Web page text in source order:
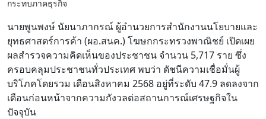
กระทบภาคธุรกิจ
นายพูนพงษ์ นัยนาภากรณ์ ผู้อำนวยการสำนักงานนโยบายและ
ยุทธศาสตร์การค้า (ผอ.สนค.) โฆษกกระทรวงพาณิชย์ เปิดเผย
ผลสำรวจความคิดเห็นของประชาชน จำนวน 5,717 ราย ซึ่ง
ครอบคลุมประชาชนทั่วประเทศ พบว่า ดัชนีความเชื่อมั่นผู้
บริโภคโดยรวม เดือนสิงหาคม 2568 อยู่ที่ระดับ 47.9 ลดลงจาก
เดือนก่อนหน้าจากความกังวลต่อสถานการณ์เศรษฐกิจใน
ปัจจุบัน